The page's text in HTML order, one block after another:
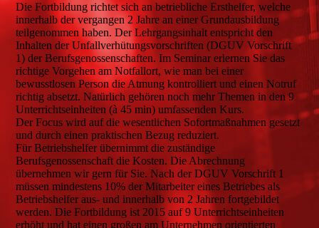
Die Fortbildung richtet sich an betriebliche Ersthelfer, welche
innerhalb der vergangen 2 Jahre an einer Grundausbildung
teilgenommen haben. Der Lehrgangsinhalt entspricht den
Inhalten der Unfallverhütungsvorschriften (DGUV Vorschrift
1) der Berufsgenossenschaften. Im Seminar erlernen Sie das
richtige Vorgehen am Notfallort, wie man bei einer
bewusstlosen Person die Atmung kontrolliert und einen Notruf
richtig absetzt. Natürlich gehören noch mehr Themen in den 9
Unterrichtseinheiten (à 45 min) umfassenden Kurs.
Der Focus wird auf die wesentlichen Sofortmaßnahmen gesetzt
und durch einen praktischen Bezug reduziert.
Für Betriebshelfer übernimmt die zuständige
Berufsgenossenschaft die Kosten. Die Abrechnung
übernehmen wir gern für Sie. Nach der DGUV Vorschrift 1
müssen mindestens 10% der Mitarbeiter eines Betriebes als
Betriebshelfer aus- und innerhalb von 2 Jahren fortgebildet
werden. Die Fortbildung ist 2015 auf 9 Unterrichtseinheiten
erhöht und hat einen großen am Unternehmen orientierten